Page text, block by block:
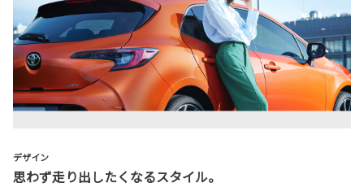
デザイン
思わず走り出したくなるスタイル。